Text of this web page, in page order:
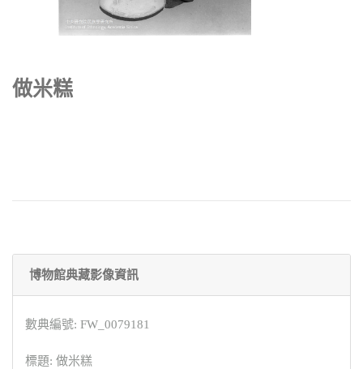
做米糕
博物館典藏影像資訊
數典編號: FW_0079181
標題: 做米糕